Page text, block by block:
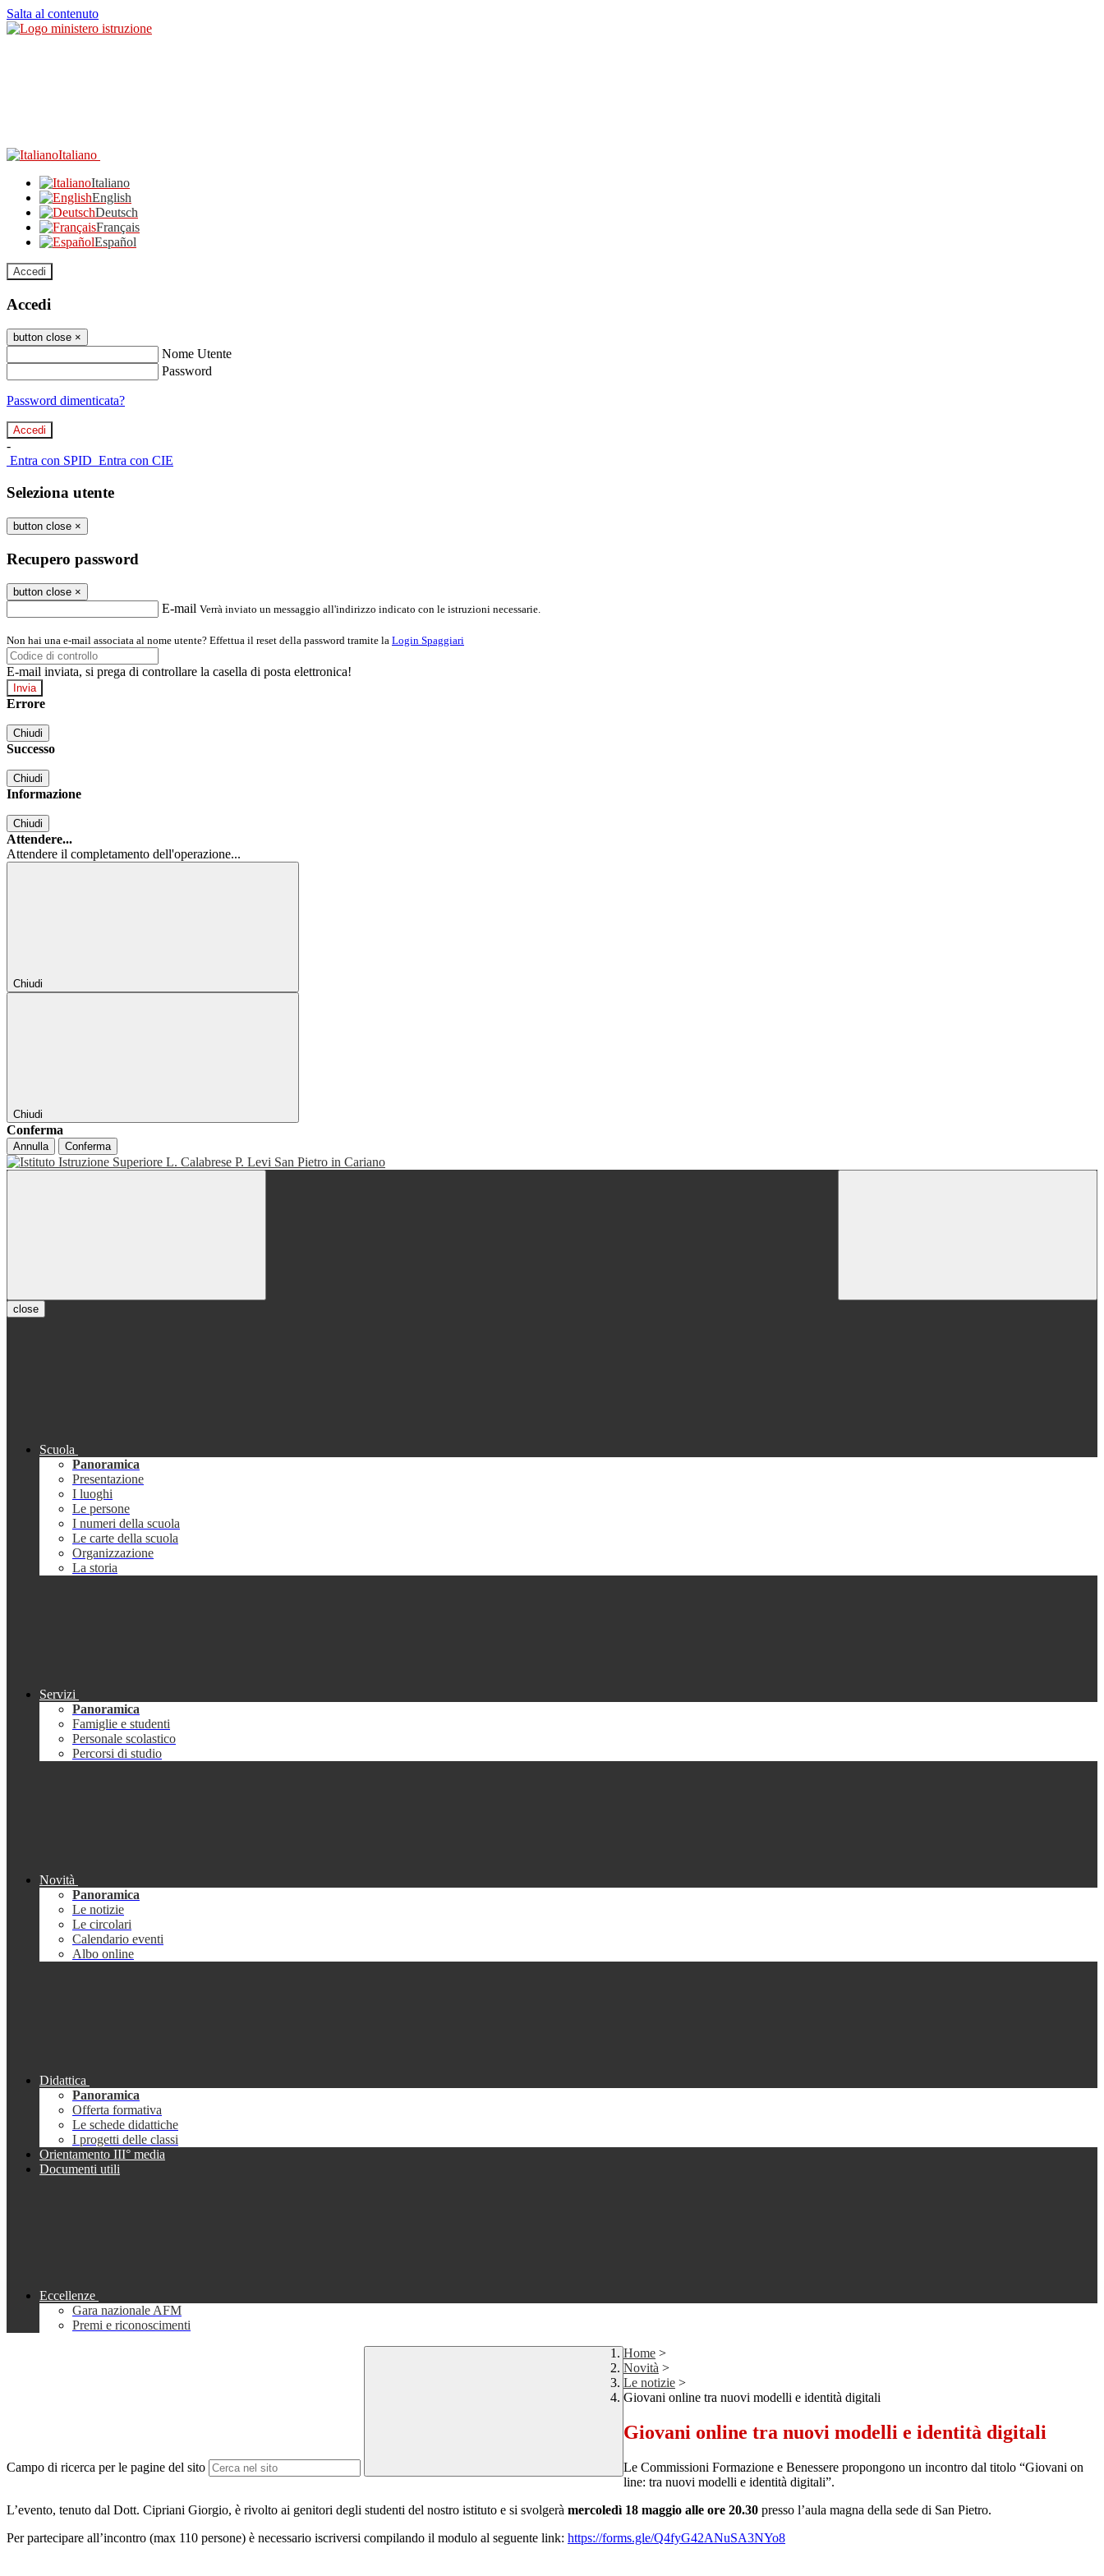
Salta al contenuto
Italiano
Italiano
English
Deutsch
Français
Español
Accedi
Accedi
button close ×
Nome Utente
Password
Password dimenticata?
-
Entra con SPID Entra con CIE
Seleziona utente
button close ×
Recupero password
button close ×
E-mail Verrà inviato un messaggio all'indirizzo indicato con le istruzioni necessarie.
Non hai una e-mail associata al nome utente? Effettua il reset della password tramite la Login Spaggiari
E-mail inviata, si prega di controllare la casella di posta elettronica!
Errore
Chiudi
Successo
Chiudi
Informazione
Chiudi
Attendere...
Attendere il completamento dell'operazione...
Chiudi
Chiudi
Conferma
Annulla Conferma
close
Scuola
Panoramica
Presentazione
I luoghi
Le persone
I numeri della scuola
Le carte della scuola
Organizzazione
La storia
Servizi
Panoramica
Famiglie e studenti
Personale scolastico
Percorsi di studio
Novità
Panoramica
Le notizie
Le circolari
Calendario eventi
Albo online
Didattica
Panoramica
Offerta formativa
Le schede didattiche
I progetti delle classi
Orientamento III° media
Documenti utili
Eccellenze
Gara nazionale AFM
Premi e riconoscimenti
Campo di ricerca per le pagine del sito
Home >
Novità >
Le notizie >
Giovani online tra nuovi modelli e identità digitali
Giovani online tra nuovi modelli e identità digitali
Le Commissioni Formazione e Benessere propongono un incontro dal titolo “Giovani on
line: tra nuovi modelli e identità digitali”.
L’evento, tenuto dal Dott. Cipriani Giorgio, è rivolto ai genitori degli studenti del nostro istituto e si svolgerà mercoledì 18 maggio alle ore 20.30 presso l’aula magna della sede di San Pietro.
Per partecipare all’incontro (max 110 persone) è necessario iscriversi compilando il modulo al seguente link: https://forms.gle/Q4fyG42ANuSA3NYo8